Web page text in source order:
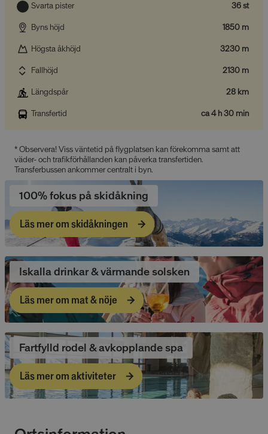
Svarta pister 36 st
Byns höjd 1850 m
Högsta åkhöjd 3230 m
Fallhöjd 2130 m
Längdspår 28 km
Transfertid ca 4 h 30 min
* Observera! Viss väntetid på flygplatsen kan förekomma samt att
väder- och trafikförhållanden kan påverka transfertiden.
Transferbussen ankommer centralt i byn.
100% fokus på skidåkning
Läs mer om skidåkningen
Iskalla drinkar & värmande solsken
Läs mer om mat & nöje
Fartfylld rodel & avkopplande spa
Läs mer om aktiviteter